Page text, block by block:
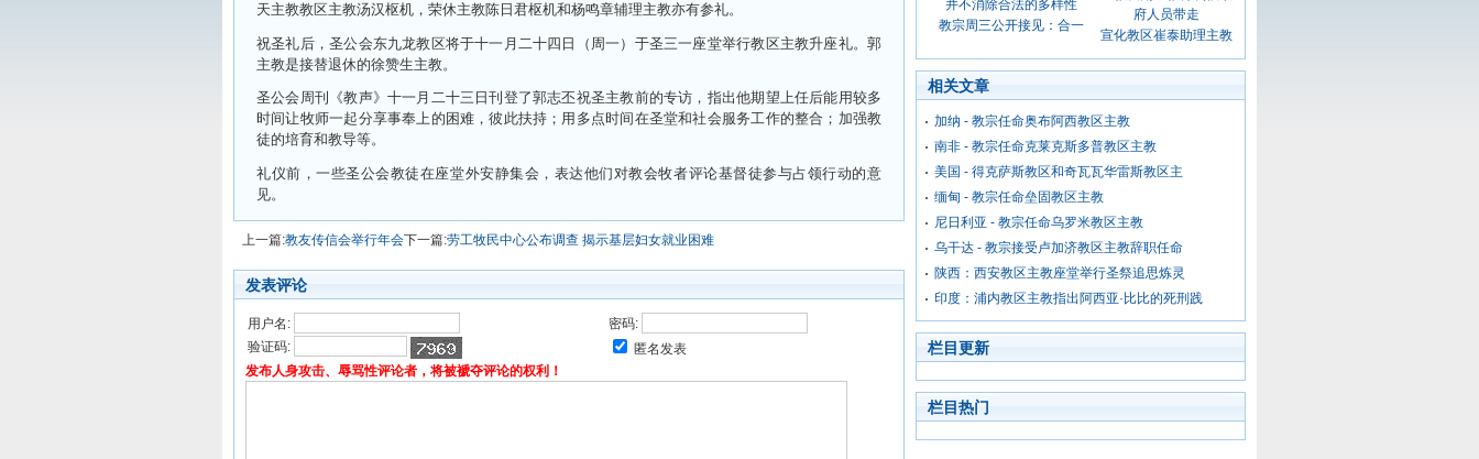
天主教教区主教汤汉枢机，荣休主教陈日君枢机和杨鸣章辅理主教亦有参礼。
祝圣礼后，圣公会东九龙教区将于十一月二十四日（周一）于圣三一座堂举行教区主教升座礼。郭
主教是接替退休的徐赞生主教。
圣公会周刊《教声》十一月二十三日刊登了郭志丕祝圣主教前的专访，指出他期望上任后能用较多
时间让牧师一起分享事奉上的困难，彼此扶持；用多点时间在圣堂和社会服务工作的整合；加强教
徒的培育和教导等。
礼仪前，一些圣公会教徒在座堂外安静集会，表达他们对教会牧者评论基督徒参与占领行动的意
见。
上一篇:教友传信会举行年会下一篇:劳工牧民中心公布调查 揭示基层妇女就业困难
发表评论
用户名:
密码:
验证码:
匿名发表
发布人身攻击、辱骂性评论者，将被褫夺评论的权利！
教宗周三公开接见：合一
宣化教区崔泰助理主教
相关文章
加纳 - 教宗任命奥布阿西教区主教
南非 - 教宗任命克莱克斯多普教区主教
美国 - 得克萨斯教区和奇瓦瓦华雷斯教区主
缅甸 - 教宗任命垒固教区主教
尼日利亚 - 教宗任命乌罗米教区主教
乌干达 - 教宗接受卢加济教区主教辞职任命
陕西：西安教区主教座堂举行圣祭追思炼灵
印度：浦内教区主教指出阿西亚·比比的死刑践
栏目更新
栏目热门